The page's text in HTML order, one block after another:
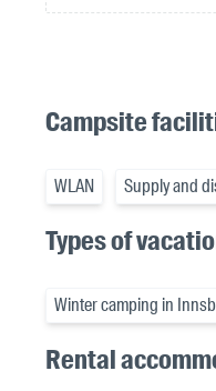
Campsite
WLAN Supply and
Types of
Winter camping in
Rental